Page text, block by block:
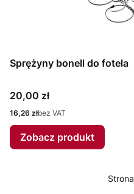
Sprężyny bonell do fotela
Cena
20,00 zł
Cena
16,26 złbez VAT
Zobacz produkt
Strona